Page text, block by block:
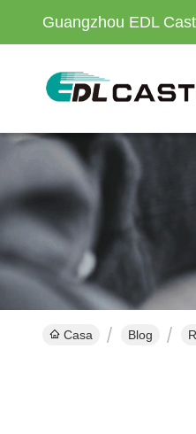
Guangzhou EDL
Casa Blog